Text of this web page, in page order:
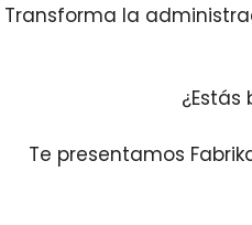
Transforma la
Te presentamos